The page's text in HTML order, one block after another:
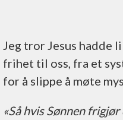
Jeg tror Jesus hadde
frihet til oss, fra et
for å slippe å møte
«Så hvis Sønnen